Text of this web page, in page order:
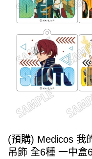
(預購) Medicos 我
吊飾 全6種 一中盒